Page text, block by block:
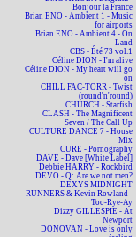
Bonjour la France
Brian ENO - Ambient 1 - Music
for airports
Brian ENO - Ambient 4 - On
Land
CBS - Été 73 vol.1
Céline DION - I'm alive
Céline DION - My heart will go
on
CHILL FAC-TORR - Twist
(round'n'round)
CHURCH - Starfish
CLASH - The Magnificent
Seven / The Call Up
CULTURE DANCE 7 - House
Mix
CURE - Pornography
DAVE - Dave [White Label]
Debbie HARRY - Rockbird
DEVO - Q: Are we not men?
DEXYS MIDNIGHT
RUNNERS & Kevin Rowland -
Too-Rye-Ay
Dizzy GILLESPIE - At
Newport
DONOVAN - Love is only